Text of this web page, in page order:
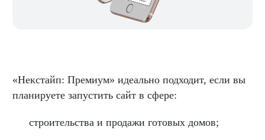
«Некстайп: Премиум» идеально подходит, если вы
планируете запустить сайт в сфере:
строительства и продажи готовых домов;